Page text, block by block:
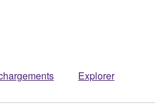
Explorer